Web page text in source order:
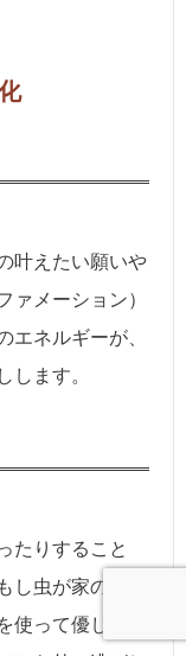
叶えたい願いや
ァメーション）
エネルギーが、
します。
たりすること
し虫が家の中に
使って優しく捕